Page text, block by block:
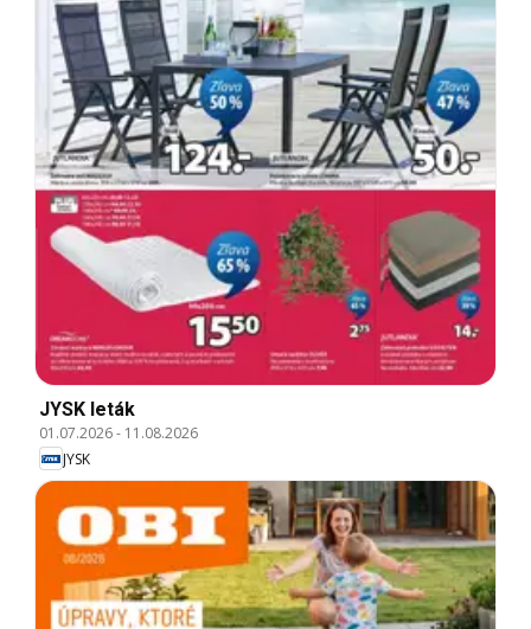
JYSK leták
01.07.2026- 11.08.2026
JYSK